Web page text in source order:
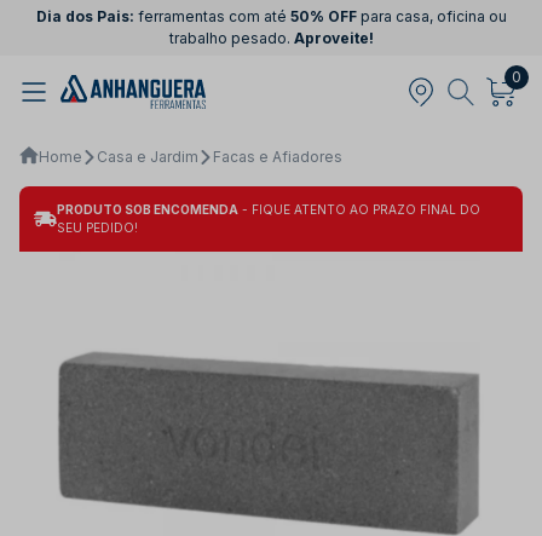
Dia dos Pais: ferramentas com até 50% OFFpara casa, oficina ou
trabalho pesado. Aproveite!
0
Home Casa e Jardim Facas e Afiadores
PRODUTO SOB ENCOMENDA - FIQUE ATENTO AO PRAZO FINAL DO
SEU PEDIDO!